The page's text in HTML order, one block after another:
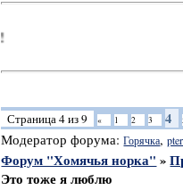
Страница4из9 « 1 2 3 4
Модератор форума:Горячка,
Форум "Хомячья норка" »
Это тоже я люблю